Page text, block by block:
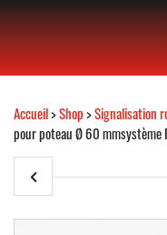
Accueil>Shop>Signalisation
pour poteau Ø 60 mmsystème